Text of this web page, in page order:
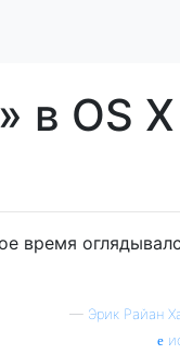
в OS X
время
— Эрик Райан